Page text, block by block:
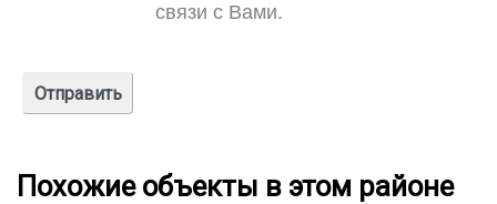
связи с Вами.
Похожие объекты в этом районе